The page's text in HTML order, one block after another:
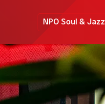
NPO Soul & Jazz